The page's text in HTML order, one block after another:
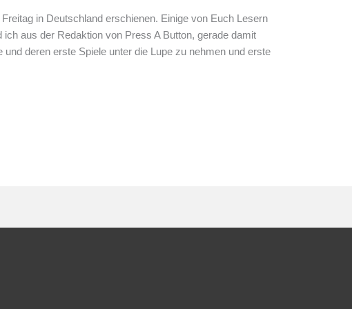
in Deutschland erschienen. Einige von Euch Lesern
aus der Redaktion von Press A Button, gerade damit
und deren erste Spiele unter die Lupe zu nehmen und erste